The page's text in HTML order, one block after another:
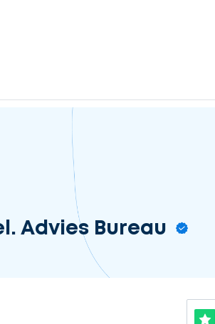
Advies Bureau